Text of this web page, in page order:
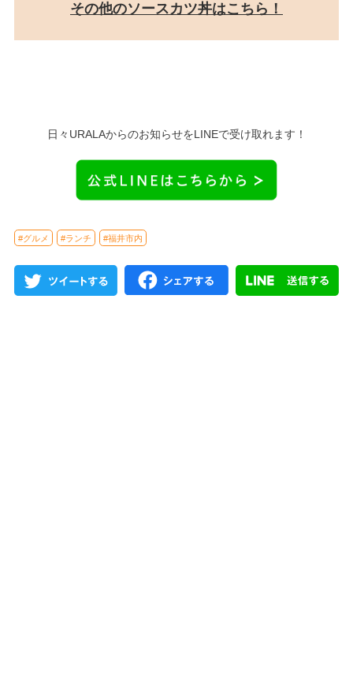
その他のソースカツ丼はこちら！
日々URALAからのお知らせをLINEで受け取れます！
#グルメ #ランチ #福井市内